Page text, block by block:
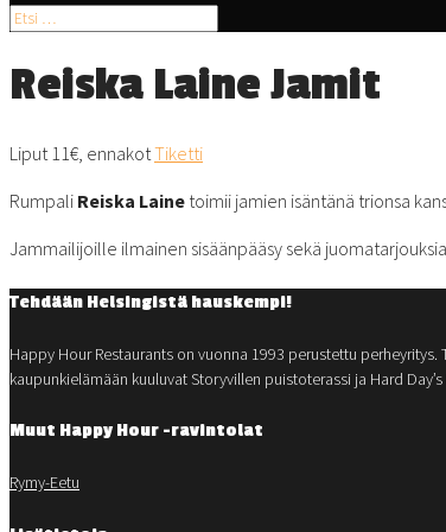
Reiska Laine Jamit
Liput 11€, ennakotTiketti
Rumpali Reiska Laine toimii jamien isäntänä trionsa
Jammailijoille ilmainen sisäänpääsy sekä
Tehdään Helsingistä hauskempi!
Happy Hour Restaurants on vuonna 1993 perustettu
kaupunkielämään kuuluvat Storyvillen puistoterassi ja Hard Day’s
Muut Happy Hour -ravintolat
Rymy-Eetu